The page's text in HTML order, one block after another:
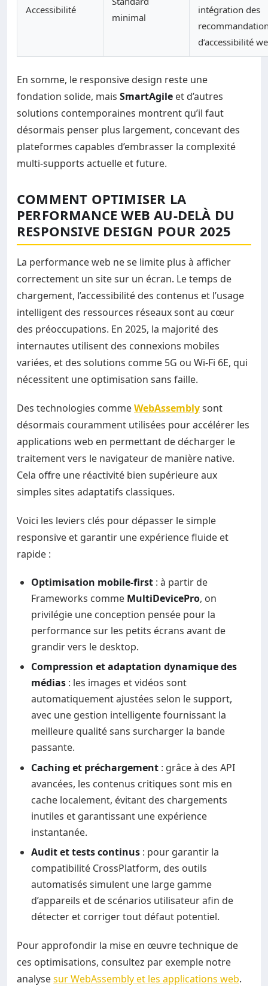
Accessibilité
minimal
intégration des
d’accessibilité
En somme, le responsive design reste une
fondation solide, mais SmartAgile et d’autres
solutions contemporaines montrent qu’il faut
désormais penser plus largement, concevant des
plateformes capables d’embrasser la complexité
multi-supports actuelle et future.
COMMENT OPTIMISER LA
PERFORMANCE WEB AU-DELÀ DU
RESPONSIVE DESIGN POUR 2025
La performance web ne se limite plus à afficher
correctement un site sur un écran. Le temps de
chargement, l’accessibilité des contenus et l’usage
intelligent des ressources réseaux sont au cœur
des préoccupations. En 2025, la majorité des
internautes utilisent des connexions mobiles
variées, et des solutions comme 5G ou Wi-Fi 6E, qui
nécessitent une optimisation sans faille.
Des technologies commeWebAssemblysont
désormais couramment utilisées pour accélérer les
applications web en permettant de décharger le
traitement vers le navigateur de manière native.
Cela offre une réactivité bien supérieure aux
simples sites adaptatifs classiques.
Voici les leviers clés pour dépasser le simple
responsive et garantir une expérience fluide et
rapide :
Optimisation mobile-first : à partir de
Frameworks comme MultiDevicePro, on
privilégie une conception pensée pour la
performance sur les petits écrans avant de
grandir vers le desktop.
Compression et adaptation dynamique des
médias : les images et vidéos sont
automatiquement ajustées selon le support,
avec une gestion intelligente fournissant la
meilleure qualité sans surcharger la bande
passante.
Caching et préchargement : grâce à des API
avancées, les contenus critiques sont mis en
cache localement, évitant des chargements
inutiles et garantissant une expérience
instantanée.
Audit et tests continus : pour garantir la
compatibilité CrossPlatform, des outils
automatisés simulent une large gamme
d’appareils et de scénarios utilisateur afin de
détecter et corriger tout défaut potentiel.
Pour approfondir la mise en œuvre technique de
ces optimisations, consultez par exemple notre
analysesur WebAssembly et les applications web.